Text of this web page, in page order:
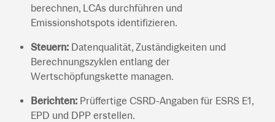
berechnen, LCAs durchführen und
Emissionshotspots identifizieren.
Steuern: Datenqualität, Zuständigkeiten und
Berechnungszyklen entlang der
Wertschöpfungskette managen.
Berichten: Prüffertige CSRD-Angaben für ESRS E1,
EPD und DPP erstellen.